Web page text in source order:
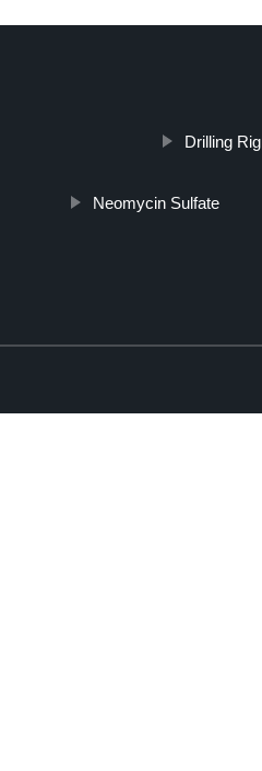
Drilling Rig
Neomycin Sulfate